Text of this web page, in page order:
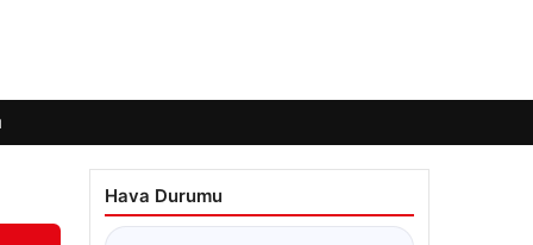
Hava Durumu